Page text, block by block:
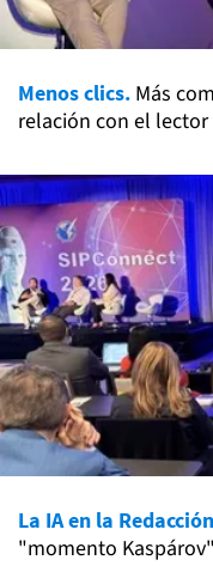
Menos clics. Más
relación con el lector
La IA en la
"momento Kaspárov"